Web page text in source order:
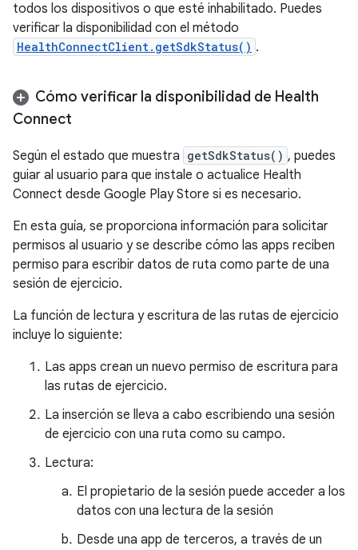
todos los dispositivos o que esté inhabilitado. Puedes
verificar la disponibilidad con el método
HealthConnectClient.getSdkStatus() .
Cómo verificar la disponibilidad de Health
Connect
Según el estado que muestra getSdkStatus() , puedes
guiar al usuario para que instale o actualice Health
Connect desde Google Play Store si es necesario.
En esta guía, se proporciona información para solicitar
permisos al usuario y se describe cómo las apps reciben
permiso para escribir datos de ruta como parte de una
sesión de ejercicio.
La función de lectura y escritura de las rutas de ejercicio
incluye lo siguiente:
Las apps crean un nuevo permiso de escritura para
las rutas de ejercicio.
La inserción se lleva a cabo escribiendo una sesión
de ejercicio con una ruta como su campo.
Lectura:
El propietario de la sesión puede acceder a los
datos con una lectura de la sesión
Desde una app de terceros, a través de un